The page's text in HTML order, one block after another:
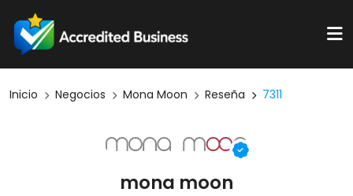
Inicio Negocios Mona Moon Reseña 7311
mona moon